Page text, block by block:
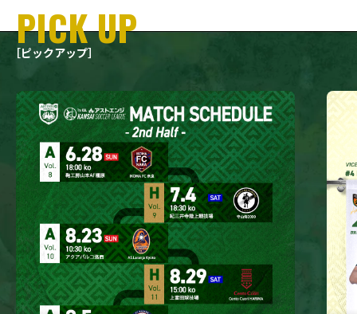
PICK UP
［ピックアップ］